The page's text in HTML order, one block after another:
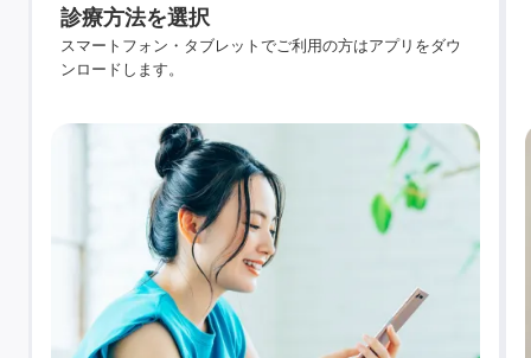
診療方法を選択
スマートフォン・タブレットでご利用の方はアプリをダウ
ンロードします。